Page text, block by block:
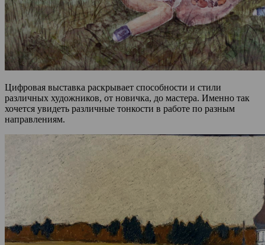
Цифровая выставка раскрывает способности и стили
различных художников, от новичка, до мастера. Именно так
хочется увидеть различные тонкости в работе по разным
направлениям.